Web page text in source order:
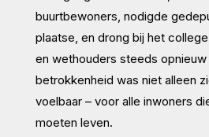
buurtbewoners, nodigde
plaatse, en drong bij het
en wethouders steeds opnieuw
betrokkenheid was niet alleen
voelbaar – voor alle inwoners
moeten leven.